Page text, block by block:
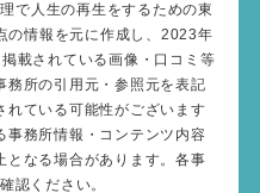
で人生の再生をするための東
の情報を元に作成し、2023年
載されている画像・口コミ等
務所の引用元・参照元を表記
れている可能性がございます
事務所情報・コンテンツ内容
となる場合があります。各事
認ください。